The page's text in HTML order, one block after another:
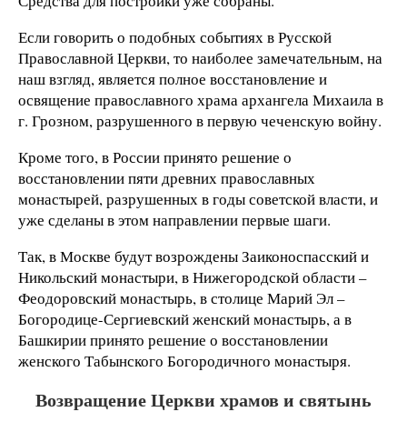
Если говорить о подобных событиях в Русской
Православной Церкви, то наиболее замечательным, на
наш взгляд, является полное восстановление и
освящение православного храма архангела Михаила в
г. Грозном, разрушенного в первую чеченскую войну.
Кроме того, в России принято решение о
восстановлении пяти древних православных
монастырей, разрушенных в годы советской власти, и
уже сделаны в этом направлении первые шаги.
Так, в Москве будут возрождены Заиконоспасский и
Никольский монастыри, в Нижегородской области –
Феодоровский монастырь, в столице Марий Эл –
Богородице-Сергиевский женский монастырь, а в
Башкирии принято решение о восстановлении
женского Табынского Богородичного монастыря.
Возвращение Церкви храмов и святынь